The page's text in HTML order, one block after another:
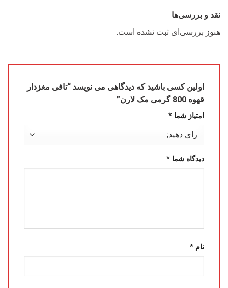
نقد و بررسی‌ها
هنوز بررسی‌ای ثبت نشده است.
اولین کسی باشید که دیدگاهی می نویسد “تافی مغزدار
قهوه 800 گرمی مک لارن”
امتیاز شما *
دیدگاه شما *
نام *